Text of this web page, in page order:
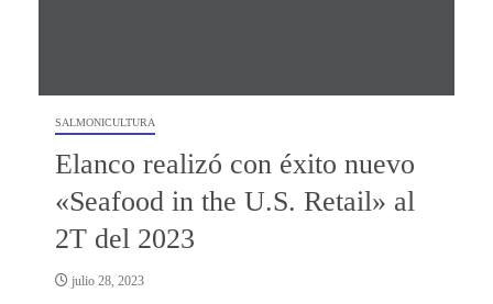
SALMONICULTURA
Elanco realizó con éxito nuevo
«Seafood in the U.S. Retail» al
2T del 2023
julio 28, 2023